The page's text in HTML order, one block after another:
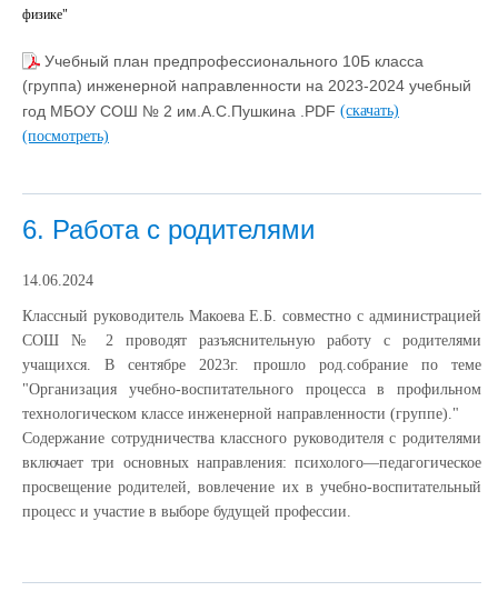
физике"
Учебный план предпрофессионального 10Б класса
(группа) инженерной направленности на 2023-2024 учебный
год МБОУ СОШ № 2 им.А.С.Пушкина .PDF (скачать)
(посмотреть)
6. Работа с родителями
14.06.2024
Классный руководитель Макоева Е.Б. совместно с администрацией
СОШ № 2 проводят разъяснительную работу с родителями
учащихся. В сентябре 2023г. прошло род.собрание по теме
"Организация учебно-воспитательного процесса в профильном
технологическом классе инженерной направленности (группе)."
Содержание сотрудничества классного руководителя с родителями
включает три основных направления: психолого—педагогическое
просвещение родителей, вовлечение их в учебно-воспитательный
процесс и участие в выборе будущей профессии.